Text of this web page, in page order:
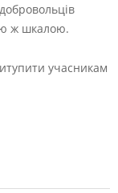
ж шкалою.
учасникам